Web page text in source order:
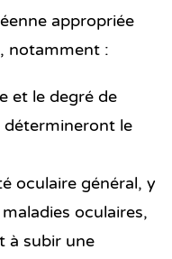
appropriée
notamment :
et le degré de
détermineront le
oculaire général, y
oculaires,
à subir une